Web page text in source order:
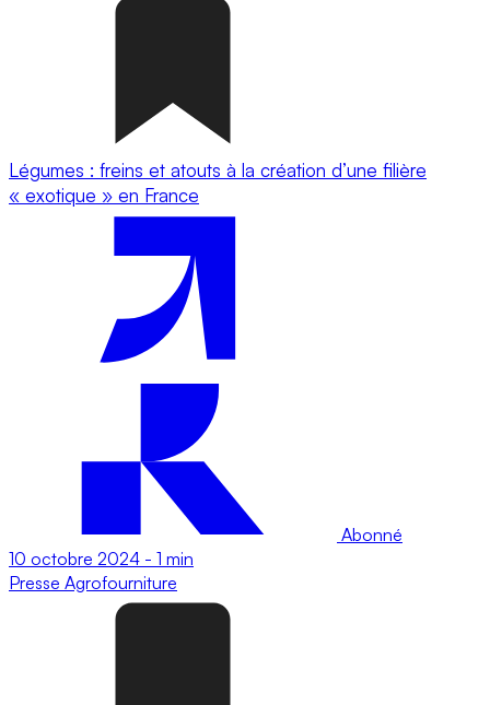
Légumes : freins et atouts à la création d’une filière
« exotique » en France
Abonné
10 octobre 2024 - 1 min
Presse Agrofourniture